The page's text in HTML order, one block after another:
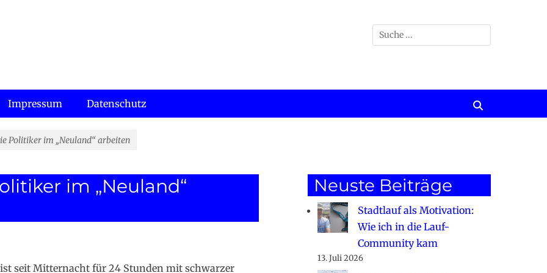
Suchen
nach:
Impressum Datenschutz
Politiker im „Neuland“ arbeiten
im „Neuland“
seit Mitternacht für 24 Stunden mit schwarzer
Neuste Beiträge
Stadtlauf als Motivation:
Wie ich in die Lauf-
Community kam
13. Juli 2026